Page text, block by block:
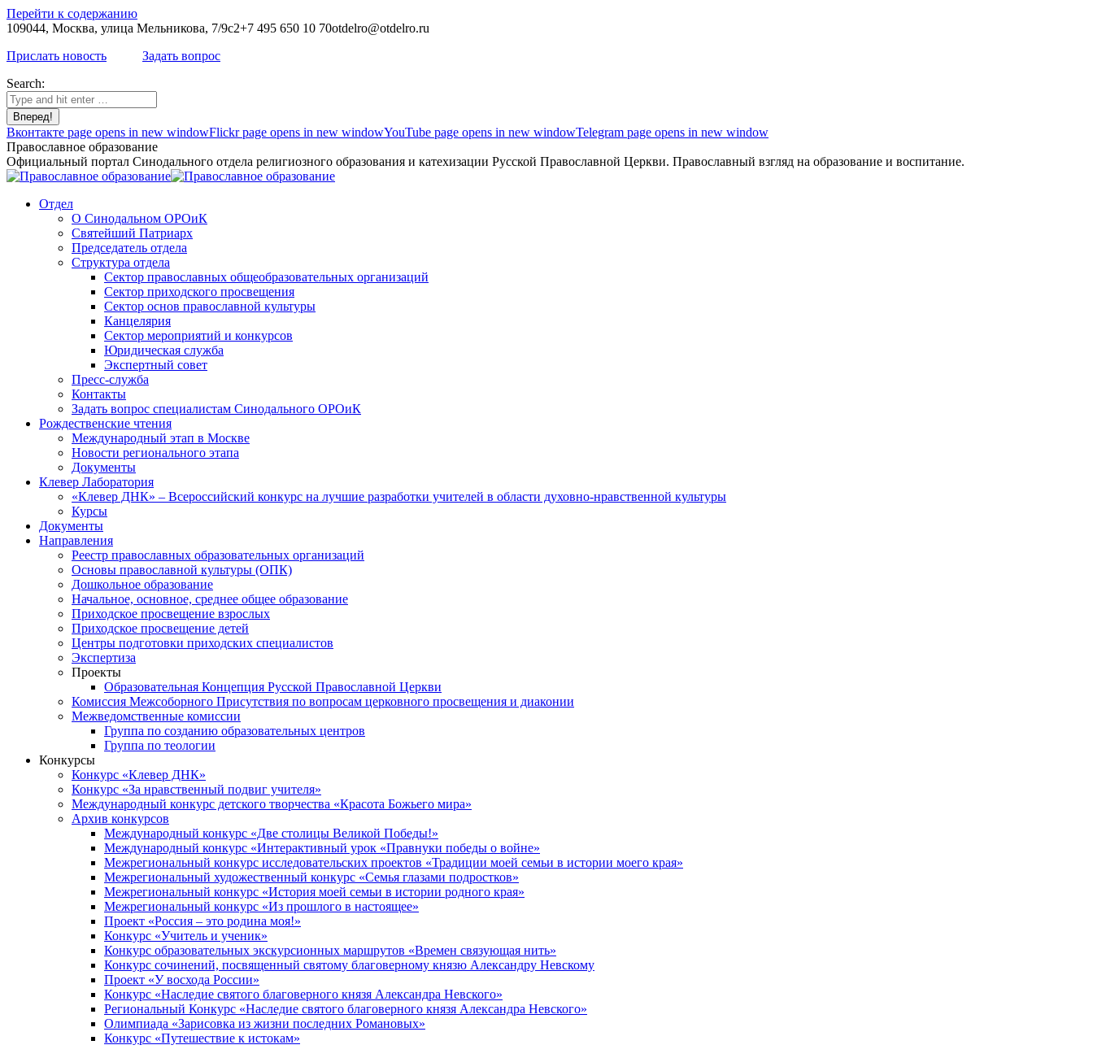
Перейти к содержанию
109044, Москва, улица Мельникова, 7/9с2+7 495 650 10 70otdelro@otdelro.ru
Прислать новость
Задать вопрос
Search:
Вконтакте page opens in new windowFlickr page opens in new windowYouTube page opens in new windowTelegram page opens in new window
Православное образование
Официальный портал Синодального отдела религиозного образования и катехизации Русской Православной Церкви. Православный взгляд на образование и воспитание.
Отдел
О Синодальном ОРОиК
Святейший Патриарх
Председатель отдела
Структура отдела
Сектор православных общеобразовательных организаций
Сектор приходского просвещения
Сектор основ православной культуры
Канцелярия
Сектор мероприятий и конкурсов
Юридическая служба
Экспертный совет
Пресс-служба
Контакты
Задать вопрос специалистам Синодального ОРОиК
Рождественские чтения
Международный этап в Москве
Новости регионального этапа
Документы
Клевер Лаборатория
«Клевер ДНК» – Всероссийский конкурс на лучшие разработки учителей в области духовно-нравственной культуры
Курсы
Документы
Направления
Реестр православных образовательных организаций
Основы православной культуры (ОПК)
Дошкольное образование
Начальное, основное, среднее общее образование
Приходское просвещение взрослых
Приходское просвещение детей
Центры подготовки приходских специалистов
Экспертиза
Проекты
Образовательная Концепция Русской Православной Церкви
Комиссия Межсоборного Присутствия по вопросам церковного просвещения и диаконии
Межведомственные комиссии
Группа по созданию образовательных центров
Группа по теологии
Конкурсы
Конкурс «Клевер ДНК»
Конкурс «За нравственный подвиг учителя»
Международный конкурс детского творчества «Красота Божьего мира»
Архив конкурсов
Международный конкурс «Две столицы Великой Победы!»
Международный конкурс «Интерактивный урок «Правнуки победы о войне»
Межрегиональный конкурс исследовательских проектов «Традиции моей семьи в истории моего края»
Межрегиональный художественный конкурс «Семья глазами подростков»
Межрегиональный конкурс «История моей семьи в истории родного края»
Межрегиональный конкурс «Из прошлого в настоящее»
Проект «Россия – это родина моя!»
Конкурс «Учитель и ученик»
Конкурс образовательных экскурсионных маршрутов «Времен связующая нить»
Конкурс сочинений, посвященный святому благоверному князю Александру Невскому
Проект «У восхода России»
Конкурс «Наследие святого благоверного князя Александра Невского»
Региональный Конкурс «Наследие святого благоверного князя Александра Невского»
Олимпиада «Зарисовка из жизни последних Романовых»
Конкурс «Путешествие к истокам»